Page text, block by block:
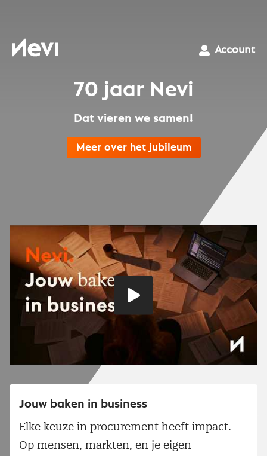
Nevi
Account
70 jaar Nevi
Dat vieren we samen!
Meer over het jubileum
Speel
video
Jouw baken in business
Elke keuze in procurement heeft impact.
Op mensen, markten, en je eigen